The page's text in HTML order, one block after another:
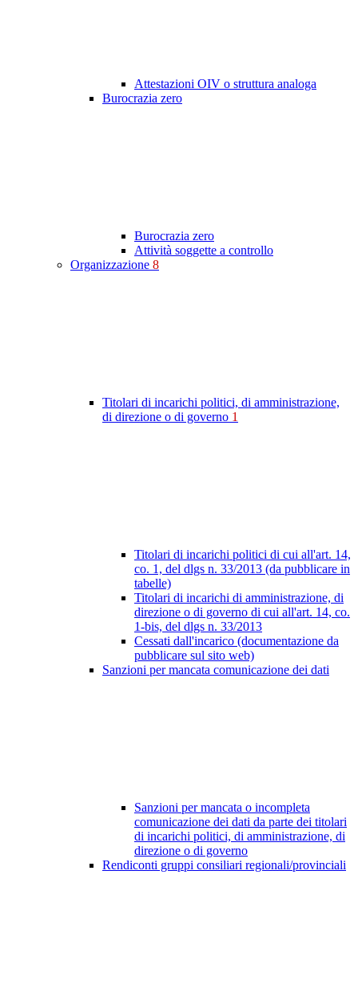
Attestazioni OIV o struttura analoga
Burocrazia zero
Burocrazia zero
Attività soggette a controllo
Organizzazione 8
Titolari di incarichi politici, di amministrazione,
di direzione o di governo 1
Titolari di incarichi politici di cui all'art. 14,
co. 1, del dlgs n. 33/2013 (da pubblicare in
tabelle)
Titolari di incarichi di amministrazione, di
direzione o di governo di cui all'art. 14, co.
1-bis, del dlgs n. 33/2013
Cessati dall'incarico (documentazione da
pubblicare sul sito web)
Sanzioni per mancata comunicazione dei dati
Sanzioni per mancata o incompleta
comunicazione dei dati da parte dei titolari
di incarichi politici, di amministrazione, di
direzione o di governo
Rendiconti gruppi consiliari regionali/provinciali